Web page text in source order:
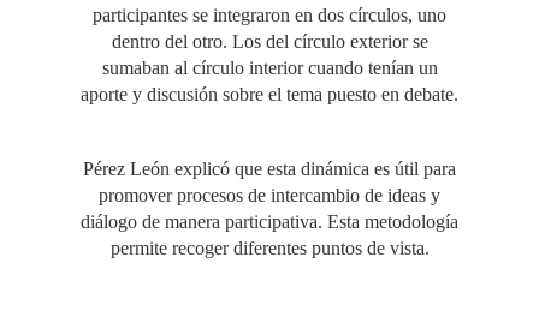
participantes se integraron en dos círculos, uno
dentro del otro. Los del círculo exterior se
sumaban al círculo interior cuando tenían un
aporte y discusión sobre el tema puesto en debate.
Pérez León explicó que esta dinámica es útil para
promover procesos de intercambio de ideas y
diálogo de manera participativa. Esta metodología
permite recoger diferentes puntos de vista.